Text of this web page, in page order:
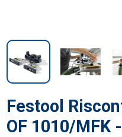
Festool
OF 1010/MFK